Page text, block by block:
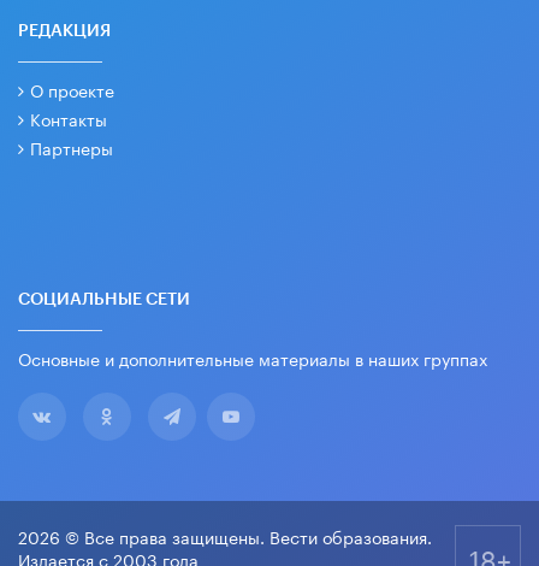
РЕДАКЦИЯ
О проекте
Контакты
Партнеры
СОЦИАЛЬНЫЕ СЕТИ
Основные и дополнительные материалы в наших группах
2026 © Все права защищены. Вести образования.
Издается с 2003 года
18+